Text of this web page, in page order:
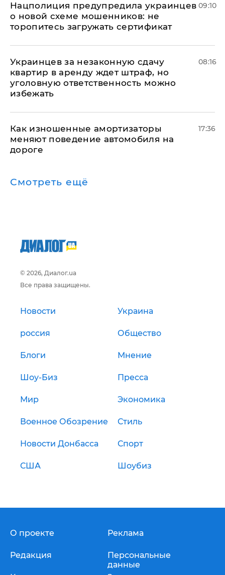
Нацполиция предупредила украинцев
о новой схеме мошенников: не
торопитесь загружать сертификат
09:10
Украинцев за незаконную сдачу
квартир в аренду ждет штраф, но
уголовную ответственность можно
избежать
08:16
Как изношенные амортизаторы
меняют поведение автомобиля на
дороге
17:36
Смотреть ещё
© 2026, Диалог.ua
Все права защищены.
Новости Украина
россия Общество
Блоги Мнение
Шоу-Биз Пресса
Мир Экономика
Военное Обозрение Стиль
Новости Донбасса Спорт
США Шоубиз
О проекте
Редакция
Реклама
Персональные
данные